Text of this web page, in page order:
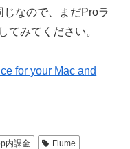
じなので、まだProラ
てみてください。
for your Mac and
内課金 Flume